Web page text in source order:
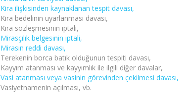
Kira ilişkisinden kaynaklanan tespit davası,
Kira bedelinin uyarlanması davası,
Kira sözleşmesinin iptali,
Mirasçılık belgesinin iptali,
Mirasın reddi davası,
Terekenin borca batık olduğunun tespiti davası,
Kayyım atanması ve kayyımlık ile ilgili diğer davalar,
Vasi atanması veya vasinin görevinden çekilmesi davası,
Vasiyetnamenin açılması, vb.